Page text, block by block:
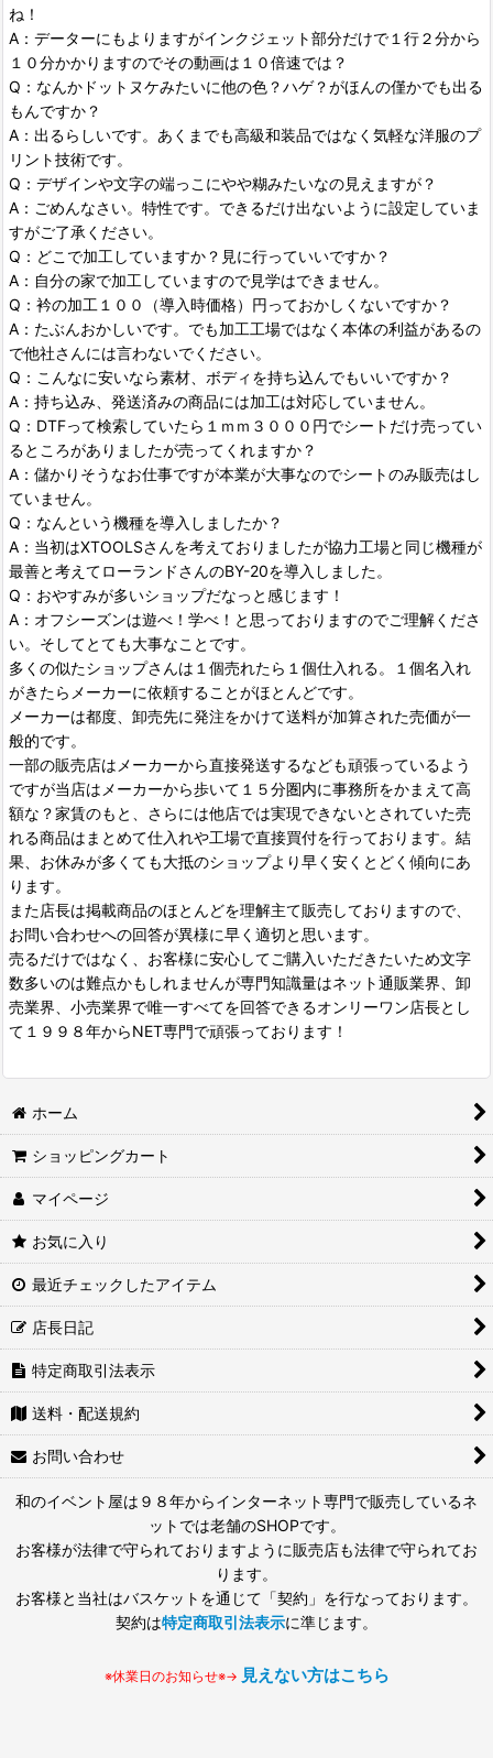
ね！
A：データーにもよりますがインクジェット部分だけで１行２分から
１０分かかりますのでその動画は１０倍速では？
Q：なんかドットヌケみたいに他の色？ハゲ？がほんの僅かでも出る
もんですか？
A：出るらしいです。あくまでも高級和装品ではなく気軽な洋服のプ
リント技術です。
Q：デザインや文字の端っこにやや糊みたいなの見えますが？
A：ごめんなさい。特性です。できるだけ出ないように設定していま
すがご了承ください。
Q：どこで加工していますか？見に行っていいですか？
A：自分の家で加工していますので見学はできません。
Q：衿の加工１００（導入時価格）円っておかしくないですか？
A：たぶんおかしいです。でも加工工場ではなく本体の利益があるの
で他社さんには言わないでください。
Q：こんなに安いなら素材、ボディを持ち込んでもいいですか？
A：持ち込み、発送済みの商品には加工は対応していません。
Q：DTFって検索していたら１ｍｍ３０００円でシートだけ売ってい
るところがありましたが売ってくれますか？
A：儲かりそうなお仕事ですが本業が大事なのでシートのみ販売はし
ていません。
Q：なんという機種を導入しましたか？
A：当初はXTOOLSさんを考えておりましたが協力工場と同じ機種が
最善と考えてローランドさんのBY-20を導入しました。
Q：おやすみが多いショップだなっと感じます！
A：オフシーズンは遊べ！学べ！と思っておりますのでご理解くださ
い。そしてとても大事なことです。
多くの似たショップさんは１個売れたら１個仕入れる。１個名入れ
がきたらメーカーに依頼することがほとんどです。
メーカーは都度、卸売先に発注をかけて送料が加算された売価が一
般的です。
一部の販売店はメーカーから直接発送するなども頑張っているよう
ですが当店はメーカーから歩いて１５分圏内に事務所をかまえて高
額な？家賃のもと、さらには他店では実現できないとされていた売
れる商品はまとめて仕入れや工場で直接買付を行っております。結
果、お休みが多くても大抵のショップより早く安くとどく傾向にあ
ります。
また店長は掲載商品のほとんどを理解主て販売しておりますので、
お問い合わせへの回答が異様に早く適切と思います。
売るだけではなく、お客様に安心してご購入いただきたいため文字
数多いのは難点かもしれませんが専門知識量はネット通販業界、卸
売業界、小売業界で唯一すべてを回答できるオンリーワン店長とし
て１９９８年からNET専門で頑張っております！
ホーム
ショッピングカート
マイページ
お気に入り
最近チェックしたアイテム
店長日記
特定商取引法表示
送料・配送規約
お問い合わせ
和のイベント屋は９８年からインターネット専門で販売しているネ
ットでは老舗のSHOPです。
お客様が法律で守られておりますように販売店も法律で守られてお
ります。
お客様と当社はバスケットを通じて「契約」を行なっております。
契約は特定商取引法表示に準じます。
※休業日のお知らせ※→ 見えない方はこちら